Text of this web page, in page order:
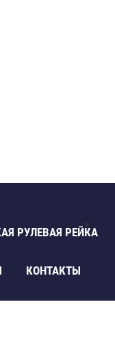
РУЛЕВАЯ РЕЙКА
КОНТАКТЫ